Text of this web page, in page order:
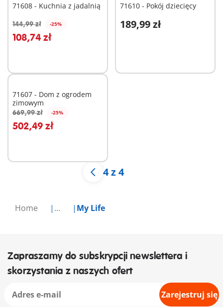
Home ... My Life
71608 - Kuchnia z jadalnią
144,99 zł -25%
108,74 zł
Dodaj do koszyka
71610 - Pokój dziecięcy
189,99 zł
Dodaj do koszyka
71607 - Dom z ogrodem
zimowym
669,99 zł -25%
502,49 zł
Dodaj do koszyka
4 z 4
Zapraszamy do subskrypcji newslettera i
skorzystania z naszych ofert
Zarejestruj się